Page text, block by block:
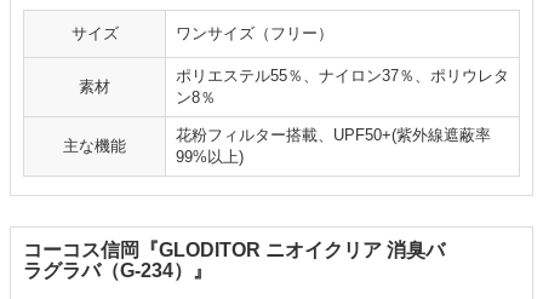
サイズ ワンサイズ（フリー）
素材
ポリエステル55％、ナイロン37％、ポリウレタ
ン8％
主な機能
花粉フィルター搭載、UPF50+(紫外線遮蔽率
99%以上)
コーコス信岡『GLODITOR ニオイクリア 消臭バ
ラグラバ（G-234）』